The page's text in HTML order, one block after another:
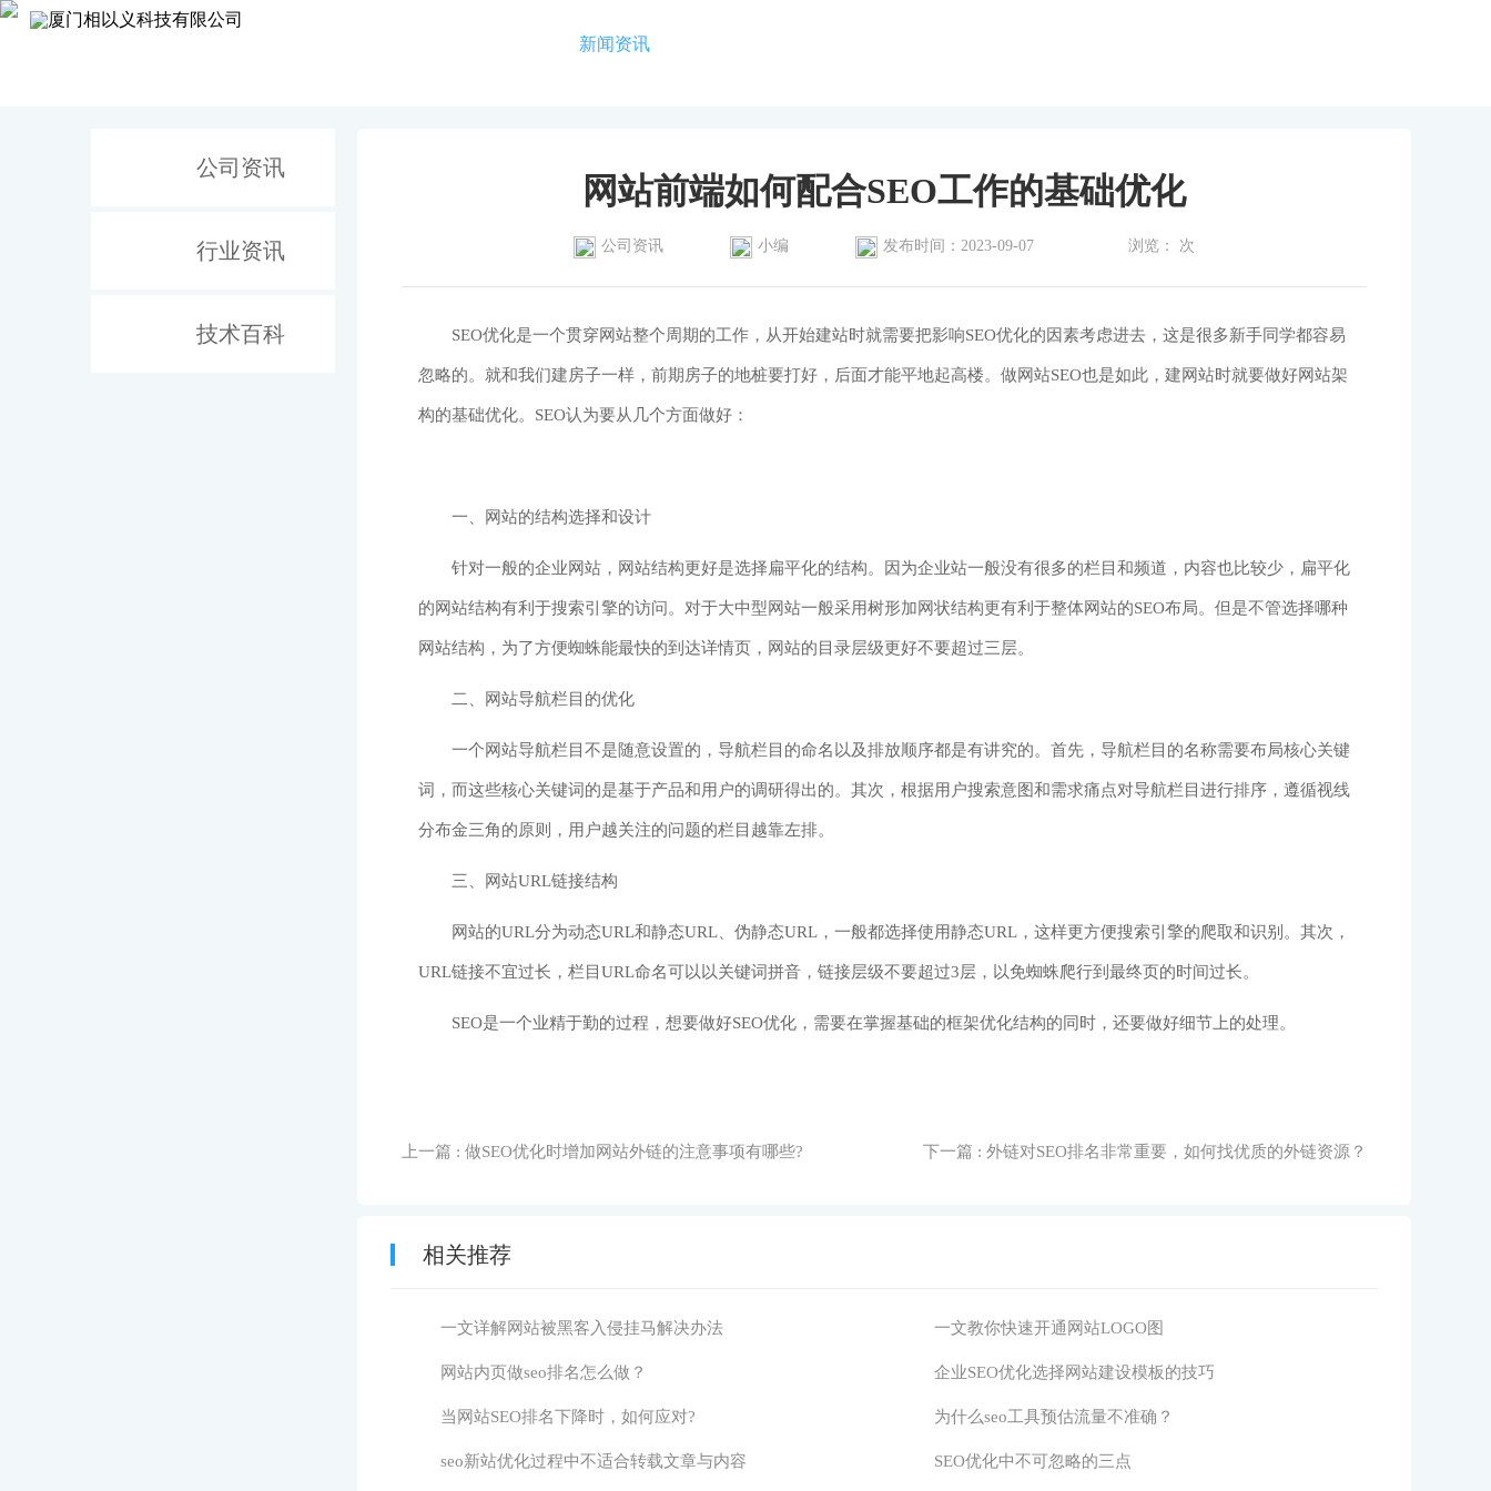
新闻资讯
公司资讯
行业资讯
技术百科
网站前端如何配合SEO工作的基础优化
公司资讯 小编 发布时间：2023-09-07 浏览： 次
SEO优化是一个贯穿网站整个周期的工作，从开始建站时就需要把影响SEO优化的因素考虑进去，这是很多新手同学都容易
忽略的。就和我们建房子一样，前期房子的地桩要打好，后面才能平地起高楼。做网站SEO也是如此，建网站时就要做好网站架
构的基础优化。SEO认为要从几个方面做好：
一、网站的结构选择和设计
针对一般的企业网站，网站结构更好是选择扁平化的结构。因为企业站一般没有很多的栏目和频道，内容也比较少，扁平化
的网站结构有利于搜索引擎的访问。对于大中型网站一般采用树形加网状结构更有利于整体网站的SEO布局。但是不管选择哪种
网站结构，为了方便蜘蛛能最快的到达详情页，网站的目录层级更好不要超过三层。
二、网站导航栏目的优化
一个网站导航栏目不是随意设置的，导航栏目的命名以及排放顺序都是有讲究的。首先，导航栏目的名称需要布局核心关键
词，而这些核心关键词的是基于产品和用户的调研得出的。其次，根据用户搜索意图和需求痛点对导航栏目进行排序，遵循视线
分布金三角的原则，用户越关注的问题的栏目越靠左排。
三、网站URL链接结构
网站的URL分为动态URL和静态URL、伪静态URL，一般都选择使用静态URL，这样更方便搜索引擎的爬取和识别。其次，
URL链接不宜过长，栏目URL命名可以以关键词拼音，链接层级不要超过3层，以免蜘蛛爬行到最终页的时间过长。
SEO是一个业精于勤的过程，想要做好SEO优化，需要在掌握基础的框架优化结构的同时，还要做好细节上的处理。
上一篇 : 做SEO优化时增加网站外链的注意事项有哪些? 下一篇 : 外链对SEO排名非常重要，如何找优质的外链资源？
相关推荐
一文详解网站被黑客入侵挂马解决办法 一文教你快速开通网站LOGO图
网站内页做seo排名怎么做？ 企业SEO优化选择网站建设模板的技巧
当网站SEO排名下降时，如何应对? 为什么seo工具预估流量不准确？
seo新站优化过程中不适合转载文章与内容 SEO优化中不可忽略的三点